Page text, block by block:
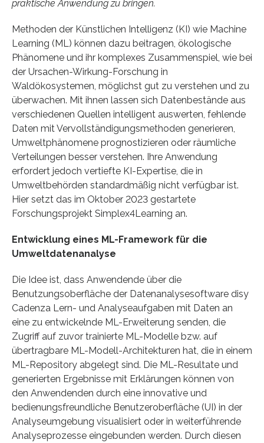
praktische Anwendung zu bringen.
Methoden der Künstlichen Intelligenz (KI) wie Machine
Learning (ML) können dazu beitragen, ökologische
Phänomene und ihr komplexes Zusammenspiel, wie bei
der Ursachen-Wirkung-Forschung in
Waldökosystemen, möglichst gut zu verstehen und zu
überwachen. Mit ihnen lassen sich Datenbestände aus
verschiedenen Quellen intelligent auswerten, fehlende
Daten mit Vervollständigungsmethoden generieren,
Umweltphänomene prognostizieren oder räumliche
Verteilungen besser verstehen. Ihre Anwendung
erfordert jedoch vertiefte KI-Expertise, die in
Umweltbehörden standardmäßig nicht verfügbar ist.
Hier setzt das im Oktober 2023 gestartete
Forschungsprojekt Simplex4Learning an.
Entwicklung eines ML-Framework für die
Umweltdatenanalyse
Die Idee ist, dass Anwendende über die
Benutzungsoberfläche der Datenanalysesoftware disy
Cadenza Lern- und Analyseaufgaben mit Daten an
eine zu entwickelnde ML-Erweiterung senden, die
Zugriff auf zuvor trainierte ML-Modelle bzw. auf
übertragbare ML-Modell-Architekturen hat, die in einem
ML-Repository abgelegt sind. Die ML-Resultate und
generierten Ergebnisse mit Erklärungen können von
den Anwendenden durch eine innovative und
bedienungsfreundliche Benutzeroberfläche (UI) in der
Analyseumgebung visualisiert oder in weiterführende
Analyseprozesse eingebunden werden. Durch diesen